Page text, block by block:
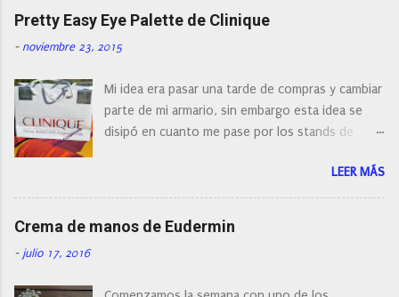
naturalmente de todos los precios. Existe en la
actualidad tal variedad, que antes de hacer la
compra debemos de hacernos unas preguntas:
post os voy a dar mi opinión de porque elegí mi
cepillo facial de Clinique
Pretty Easy Eye Palette de Clinique
- noviembre 23, 2015
Mi idea era pasar una tarde de compras y cambiar
parte de mi armario, sin embargo esta idea se
disipó en cuanto me pase por los stands de
resistirse a esta paleta de colores de Clinique.
LEER MÁS
Crema de manos de Eudermin
- julio 17, 2016